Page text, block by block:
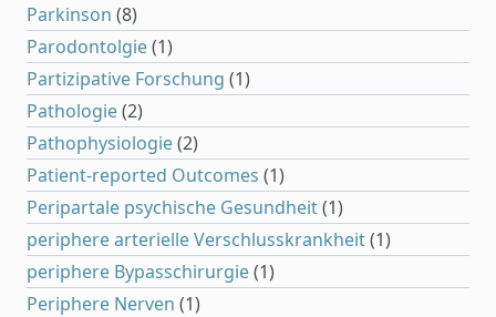
Parkinson (8)
Parodontolgie(1)
Partizipative Forschung (1)
Pathologie(2)
Pathophysiologie(2)
Patient-reported Outcomes (1)
Peripartale psychische Gesundheit(1)
periphere arterielle Verschlusskrankheit(1)
periphere Bypasschirurgie(1)
Periphere Nerven (1)